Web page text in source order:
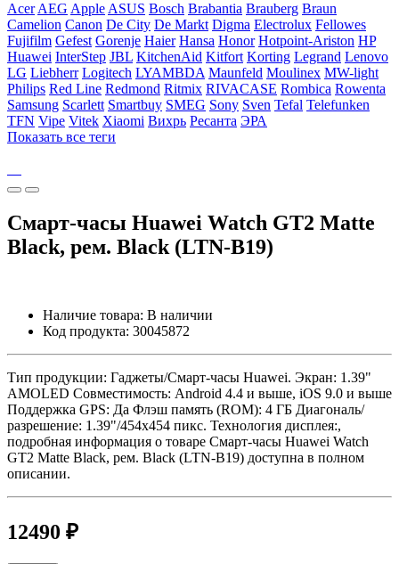
Acer AEG Apple ASUS Bosch Brabantia Brauberg Braun
Camelion Canon De City De Markt Digma Electrolux Fellowes
Fujifilm Gefest Gorenje Haier Hansa Honor Hotpoint-Ariston HP
Huawei InterStep JBL KitchenAid Kitfort Korting Legrand Lenovo
LG Liebherr Logitech LYAMBDA Maunfeld Moulinex MW-light
Philips Red Line Redmond Ritmix RIVACASE Rombica Rowenta
Samsung Scarlett Smartbuy SMEG Sony Sven Tefal Telefunken
TFN Vipe Vitek Xiaomi Вихрь Ресанта ЭРА
Показать все теги
Смарт-часы Huawei Watch GT2 Matte
Black, рем. Black (LTN-B19)
Наличие товара: В наличии
Код продукта: 30045872
Тип продукции: Гаджеты/Смарт-часы Huawei. Экран: 1.39"
AMOLED Совместимость: Android 4.4 и выше, iOS 9.0 и выше
Поддержка GPS: Да Флэш память (ROM): 4 ГБ Диагональ/
разрешение: 1.39"/454х454 пикс. Технология дисплея:,
подробная информация о товаре Смарт-часы Huawei Watch
GT2 Matte Black, рем. Black (LTN-B19) доступна в полном
описании.
12490 ₽